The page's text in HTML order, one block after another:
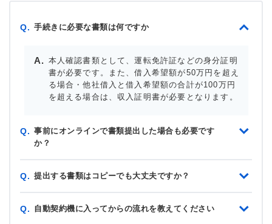
Q. 手続きに必要な書類は何ですか
本人確認書類として、運転免許証などの身分証明
書が必要です。また、借入希望額が50万円を超え
る場合・他社借入と借入希望額の合計が100万円
を超える場合は、収入証明書が必要となります。
Q. 事前にオンラインで書類提出した場合も必要です
か？
Q. 提出する書類はコピーでも大丈夫ですか？
Q. 自動契約機に入ってからの流れを教えてください